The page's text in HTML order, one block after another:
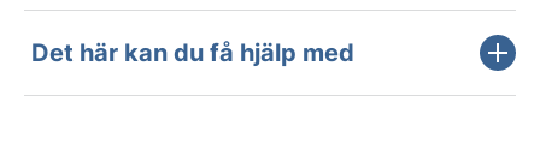
Det här kan du få hjälp med